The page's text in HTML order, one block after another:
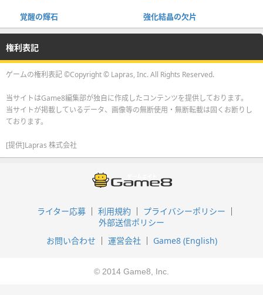
覚醒の輝石 強化結晶の欠片
権利表記
ゲームの権利表記 ©Copyright © Lapras, Inc. All Rights Reserved.
当サイトはGame8編集部が独自に作成したコンテンツを提供しております。
当サイトが掲載しているデータ、画像等の無断使用・無断転載は固くお断りし
ております。
[提供]Lapras 株式会社
ライター応募 利用規約
プライバシーポリシー
外部送信ポリシー
お問い合わせ
運営会社 Game8 (English)
© 2014 Game8, Inc.